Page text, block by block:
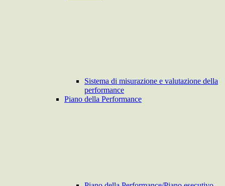
Sistema di misurazione e valutazione della
performance
Piano della Performance